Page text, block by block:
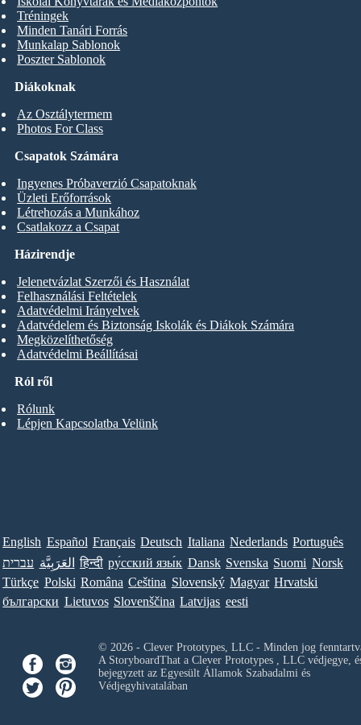
Diákoknak
Az Osztálytermem
Photos For Class
Tréningek
Minden Tanári Forrás
Munkalap Sablonok
Poszter Sablonok
Csapatok Számára
Ingyenes Próbaverzió Csapatoknak
Üzleti Erőforrások
Létrehozás a Munkához
Csatlakozz a Csapat
Ról ről
Rólunk
Lépjen Kapcsolatba Velünk
Házirendje
Jelenetvázlat Szerzői és Használat
Felhasználási Feltételek
Adatvédelmi Irányelvek
Adatvédelem és Biztonság Iskolák és Diákok Számára
Megközelíthetőség
Adatvédelmi Beállításai
English Español Français Deutsch Italiana Nederlands Português
עברית العَرَبِيَّة हिन्दी ру́сский язы́к Dansk Svenska Suomi Norsk
Türkçe Polski Româna Ceština Slovenský Magyar Hrvatski
български Lietuvos Slovenščina Latvijas eesti
© 2026 - Clever Prototypes, LLC - Minden jog
A StoryboardThat a Clever Prototypes , LLCvédjegye,
bejegyzett az Egyesült Államok Szabadalmi és
Védjegyhivatalában